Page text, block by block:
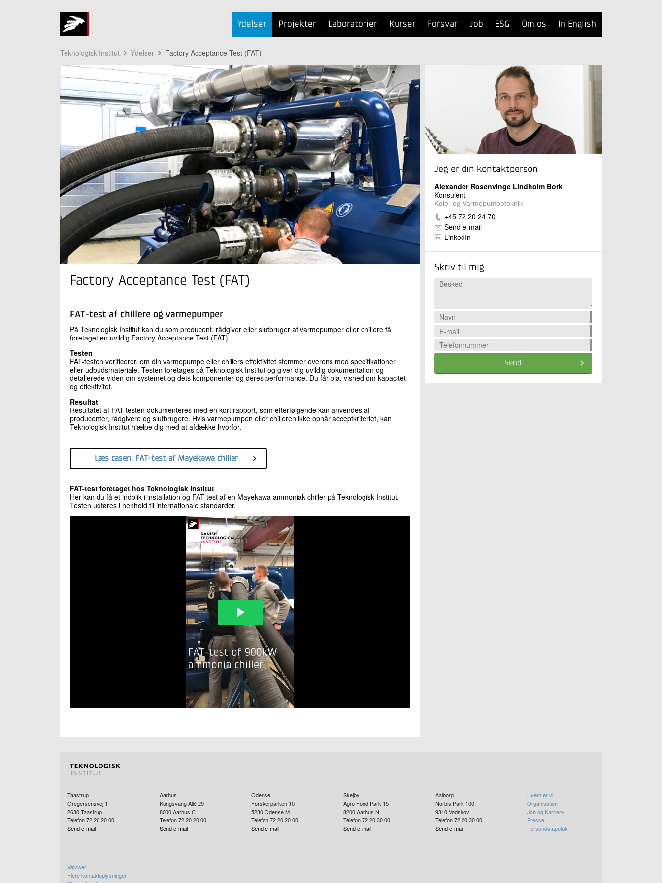
Ydelser Projekter Laboratorier Kurser Forsvar Job ESG Om os In English
Teknologisk Institut Ydelser Factory Acceptance Test (FAT)
Factory Acceptance Test (FAT)
FAT-test af chillere og varmepumper
På Teknologisk Institut kan du som producent, rådgiver eller slutbruger af varmepumper eller chillere få
foretaget en uvildig Factory Acceptance Test (FAT).
Testen
FAT-testen verificerer, om din varmepumpe eller chillers effektivitet stemmer overens med specifikationer
eller udbudsmateriale. Testen foretages på Teknologisk Institut og giver dig uvildig dokumentation og
detaljerede viden om systemet og dets komponenter og deres performance. Du får bla. vished om kapacitet
og effektivitet.
Resultat
Resultatet af FAT-testen dokumenteres med en kort rapport, som efterfølgende kan anvendes af
producenter, rådgivere og slutbrugere. Hvis varmepumpen eller chilleren ikke opnår acceptkriteriet, kan
Teknologisk Institut hjælpe dig med at afdække hvorfor.
Læs casen: FAT-test af Mayekawa chiller
FAT-test foretaget hos Teknologisk Institut
Her kan du få et indblik i installation og FAT-test af en Mayekawa ammoniak chiller på Teknologisk Institut.
Testen udføres i henhold til internationale standarder.
Jeg er din kontaktperson
Alexander Rosenvinge Lindholm Bork
Konsulent
Køle- og Varmepumpeteknik
+45 72 20 24 70
Send e-mail
LinkedIn
Skriv til mig
Send
Taastrup
Gregersensvej 1
2630Taastrup
Telefon 72 20 20 00
Send e-mail
Aarhus
Kongsvang Allé 29
8000 Aarhus C
Telefon 72 20 20 00
Send e-mail
Odense
Forskerparken 10
5230 Odense M
Telefon 72 20 20 00
Send e-mail
Skejby
Agro Food Park 15
8200Aarhus N
Telefon 72 20 30 00
Send e-mail
Aalborg
Norbis Park 100
9310 Vodskov
Telefon 72 20 30 00
Send e-mail
Hvem er vi
Organisation
Job og Karriere
Presse
Persondatapolitik
Vejviser
Flere kontaktoplysninger